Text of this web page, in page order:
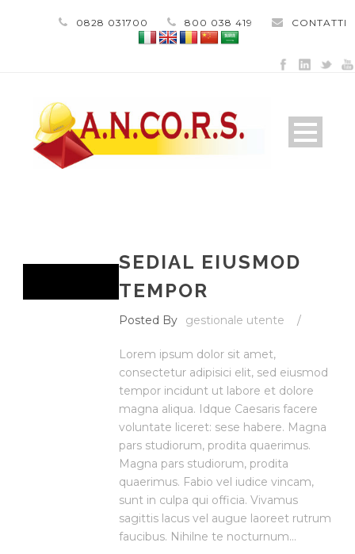
0828 031700 800 038 419 CONTATTI
SEDIAL EIUSMOD
TEMPOR
Posted By gestionale utente /
Lorem ipsum dolor sit amet,
consectetur adipisici elit, sed eiusmod
tempor incidunt ut labore et dolore
magna aliqua. Idque Caesaris facere
voluntate liceret: sese habere. Magna
pars studiorum, prodita quaerimus.
Magna pars studiorum, prodita
quaerimus. Fabio vel iudice vincam,
sunt in culpa qui officia. Vivamus
sagittis lacus vel augue laoreet rutrum
faucibus. Nihilne te nocturnum...